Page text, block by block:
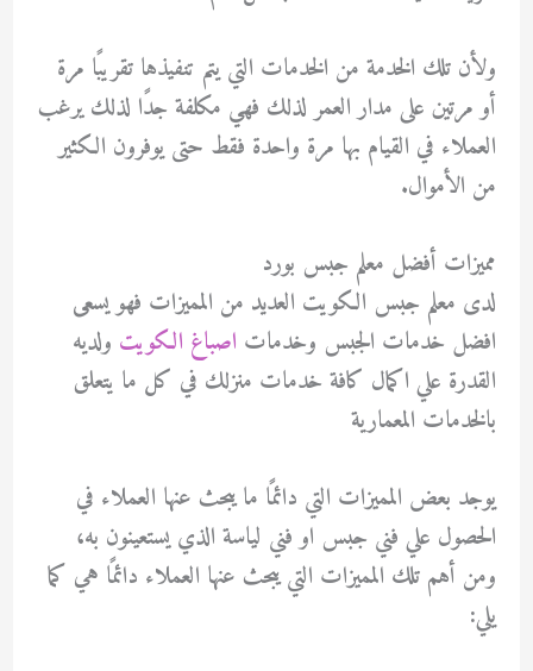
ولأن تلك الخدمة من الخدمات التي يتم تنفيذها تقريبًا مرة
أو مرتين على مدار العمر لذلك فهي مكلفة جدًا لذلك يرغب
العملاء في القيام بها مرة واحدة فقط حتى يوفرون الكثير
من الأموال.
مميزات أفضل معلم جبس بورد
لدى معلم جبس الكويت العديد من المميزات فهو يسعى
افضل خدمات الجبس وخدمات اصباغ الكويت ولديه
القدرة علي اكمال كافة خدمات منزلك في كل ما يتعلق
بالخدمات المعمارية
يوجد بعض المميزات التي دائمًا ما يبحث عنها العملاء في
الحصول علي فني جبس او فني لياسة الذي يستعينون به،
ومن أهم تلك المميزات التي يبحث عنها العملاء دائمًا هي كما
يلي: